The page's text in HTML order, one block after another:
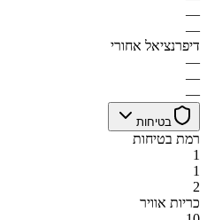
—
—
דיפרנציאל אחורי
—
—
—
בטיחות
רמת בטיחות
1
1
2
כריות אוויר